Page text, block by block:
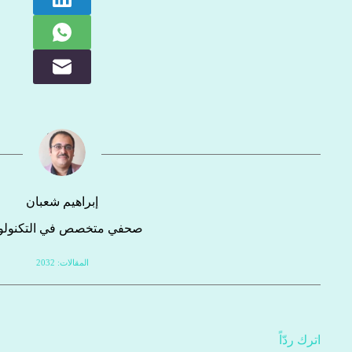
إبراهيم شعبان
صحفي متخصص في
المقالات: 2032
اترك ردّاً